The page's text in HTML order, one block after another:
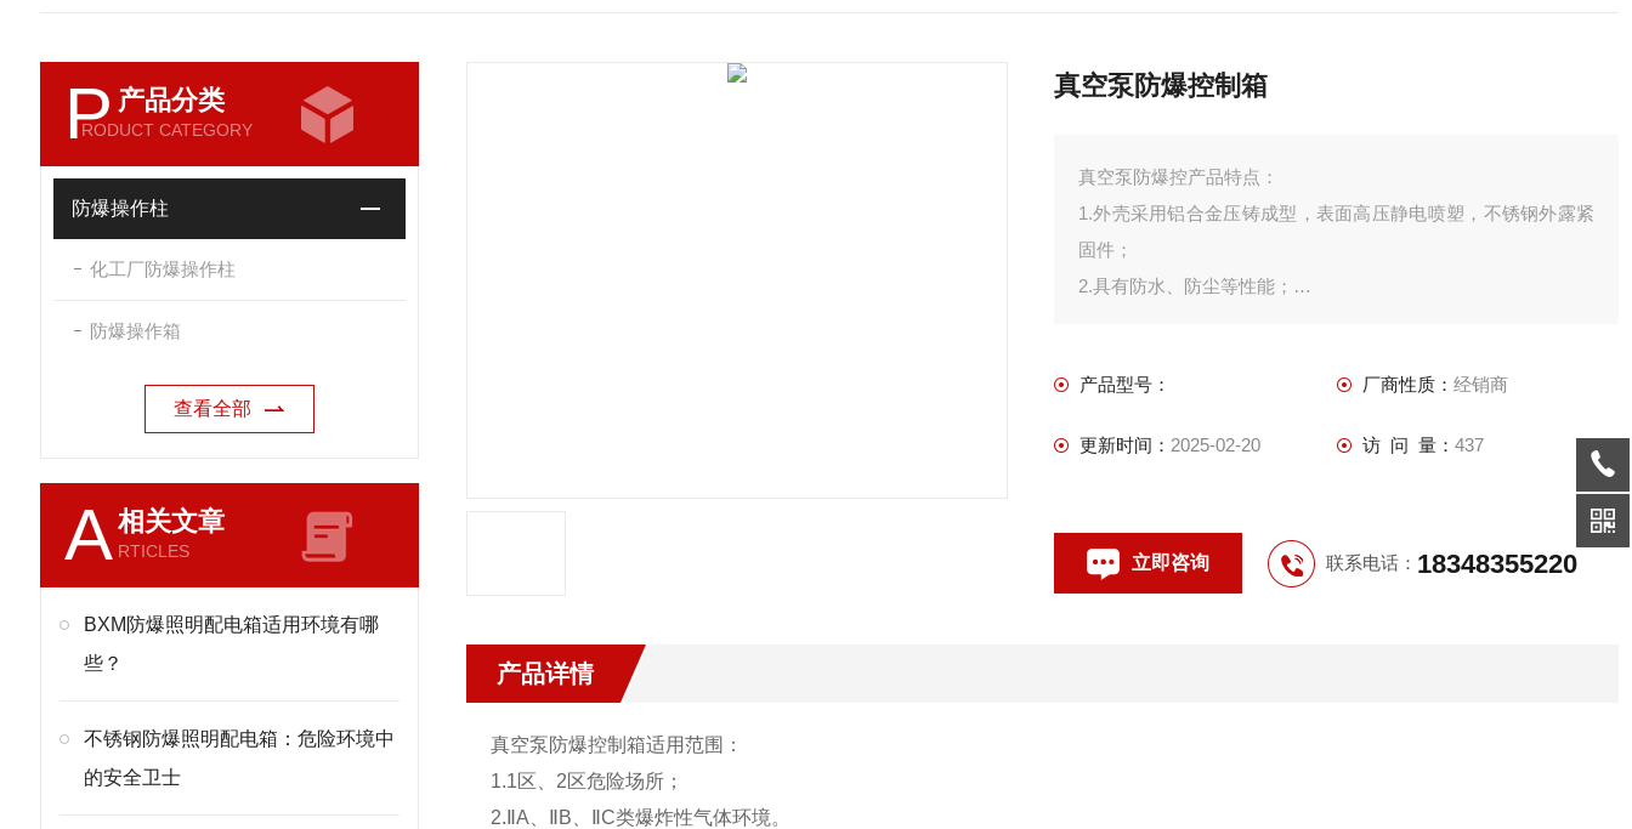
P 产品分类
RODUCT CATEGORY
防爆操作柱
化工厂防爆操作柱
防爆操作箱
查看全部
A相关文章
RTICLES
BXM防爆照明配电箱适用环境有哪
些？
不锈钢防爆照明配电箱：危险环境中
的安全卫士
真空泵防爆控制箱
真空泵防爆控产品特点：
1.外壳采用铝合金压铸成型，表面高压静电喷塑，不锈钢外露紧
固件；
2.具有防水、防尘等性能；
4.内装防爆元件引进*生产、美观精致、经久耐用；
5.立式或挂式安装，如有特殊要求可特制；
产品型号： 厂商性质： 经销商
更新时间： 2025-02-20 访 问 量： 437
立即咨询 联系电话： 18348355220
产品详情
真空泵防爆控制箱适用范围：
1.1区、2区危险场所；
2.ⅡA、ⅡB、ⅡC类爆炸性气体环境。